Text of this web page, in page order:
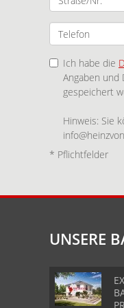
Ich habe die
Angaben und
gespeichert
Hinweis: Sie
* Pflichtfelder
UNSERE